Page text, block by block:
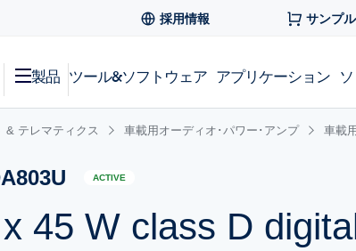
採用情報 サンプ
製品 ツール&ソフトウェア アプリケーション
& テレマティクス 車載用オーディオ･パワー･アンプ 車載
ACTIVE
45 W class D